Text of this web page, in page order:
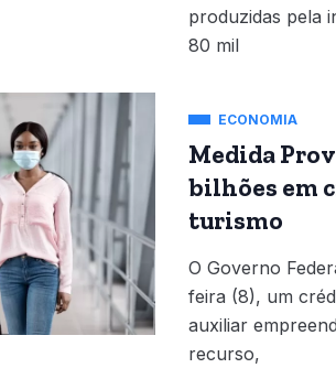
produzidas pela
80 mil
ECONOMIA
Medida
bilhões em
turismo
O Governo
feira (8), um
auxiliar
recurso,